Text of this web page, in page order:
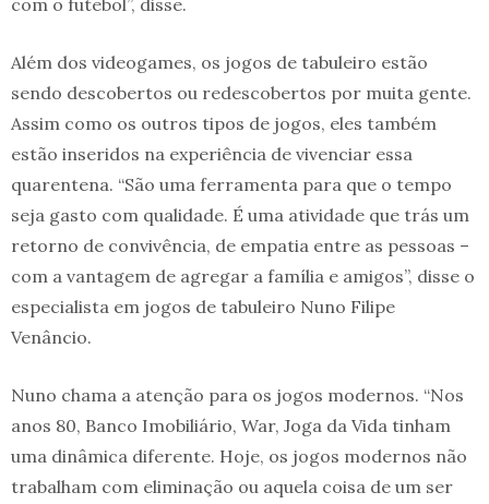
Além dos videogames, os jogos de tabuleiro estão
sendo descobertos ou redescobertos por muita gente.
Assim como os outros tipos de jogos, eles também
estão inseridos na experiência de vivenciar essa
quarentena. “São uma ferramenta para que o tempo
seja gasto com qualidade. É uma atividade que trás um
retorno de convivência, de empatia entre as pessoas –
com a vantagem de agregar a família e amigos”, disse o
especialista em jogos de tabuleiro Nuno Filipe
Venâncio.
Nuno chama a atenção para os jogos modernos. “Nos
anos 80, Banco Imobiliário, War, Joga da Vida tinham
uma dinâmica diferente. Hoje, os jogos modernos não
trabalham com eliminação ou aquela coisa de um ser